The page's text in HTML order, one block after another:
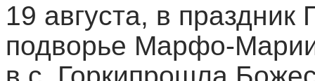
19 августа, в
подворье Марфо-